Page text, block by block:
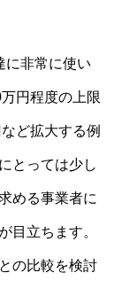
に非常に使い
円程度の上限
ど拡大する例
とっては少し
める事業者に
目立ちます。
の比較を検討